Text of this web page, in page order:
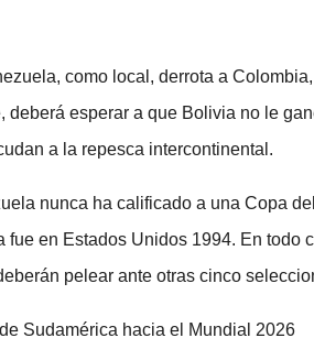
como local, derrota a
deberá esperar a que Bolivia no le
a la repesca intercontinental.
nunca ha calificado a una Copa
fue en Estados Unidos 1994. En todo
pelear ante otras cinco
Sudamérica hacia el Mundial 2026